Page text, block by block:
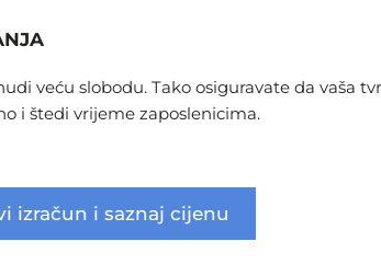
veću slobodu. Tako osiguravate da vaša
i štedi vrijeme zaposlenicima.
izračun i saznaj cijenu